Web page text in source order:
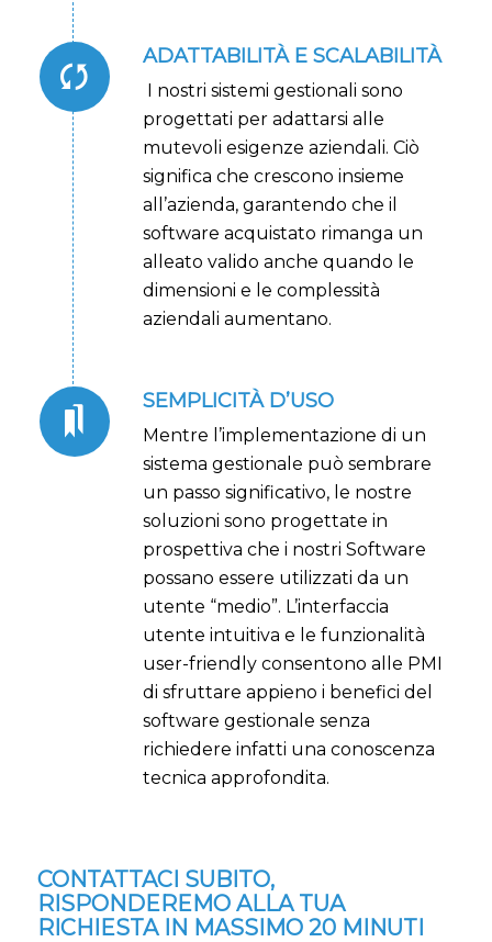
ADATTABILITÀ E SCALABILITÀ
I nostri sistemi gestionali sono
progettati per adattarsi alle
mutevoli esigenze aziendali. Ciò
significa che crescono insieme
all’azienda, garantendo che il
software acquistato rimanga un
alleato valido anche quando le
dimensioni e le complessità
aziendali aumentano.
SEMPLICITÀ D’USO
Mentre l’implementazione di un
sistema gestionale può sembrare
un passo significativo, le nostre
soluzioni sono progettate in
prospettiva che i nostri Software
possano essere utilizzati da un
utente “medio”. L’interfaccia
utente intuitiva e le funzionalità
user-friendly consentono alle PMI
di sfruttare appieno i benefici del
software gestionale senza
richiedere infatti una conoscenza
tecnica approfondita.
CONTATTACI SUBITO,
RISPONDEREMO ALLA TUA
RICHIESTA IN MASSIMO 20 MINUTI